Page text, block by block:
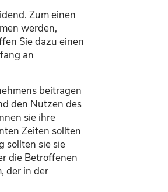
Zum einen
werden,
Sie dazu einen
an
beitragen
den Nutzen des
sie ihre
Zeiten sollten
sollten sie sie
die Betroffenen
der in der